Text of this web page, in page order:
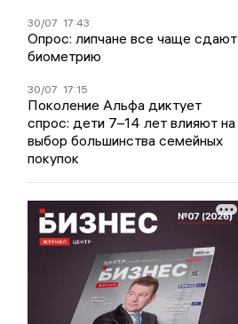
30/07 17:43
Опрос: липчане все чаще сдают
биометрию
30/07 17:15
Поколение Альфа диктует
спрос: дети 7–14 лет влияют на
выбор большинства семейных
покупок